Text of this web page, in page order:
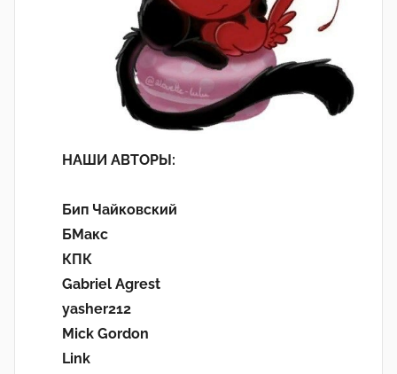
НАШИ АВТОРЫ:
Бип Чайковский
БМакс
КПК
Gabriel Agrest
yasher212
Mick Gordon
Link